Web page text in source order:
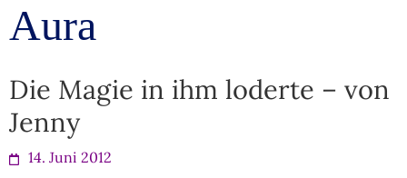
Aura
Die Magie in ihm loderte – von
Jenny
14. Juni 2012